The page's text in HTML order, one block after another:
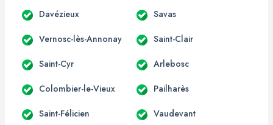
Davézieux Savas
Vernosc-lès-Annonay Saint-Clair
Saint-Cyr Arlebosc
Colombier-le-Vieux Pailharès
Saint-Félicien Vaudevant